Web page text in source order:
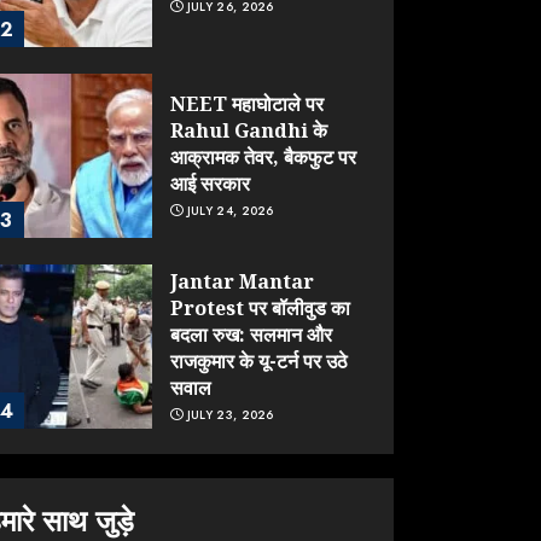
2
JULY 26, 2026
3
NEET महाघोटाले पर
Rahul Gandhi के
आक्रामक तेवर, बैकफुट पर
आई सरकार
JULY 24, 2026
4
Jantar Mantar
Protest पर बॉलीवुड का
बदला रुख: सलमान और
राजकुमार के यू-टर्न पर उठे
सवाल
JULY 23, 2026
ONGC के खजाने से RSS
साथ जुड़े